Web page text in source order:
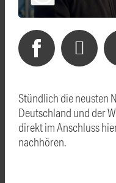
Stündlich die neusten
Deutschland und der
direkt im Anschluss
nachhören.